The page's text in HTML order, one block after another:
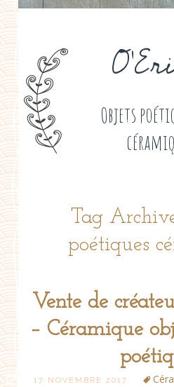
Objets
Tag
poétiques
Vente de
– Céramique
17 NOVEMBRE 2017